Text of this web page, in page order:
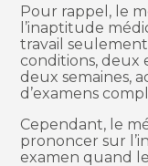
Pour rappel, le
l’inaptitude
travail seulement
conditions, deux
deux semaines,
d’examens
Cependant, le
prononcer sur
examen quand